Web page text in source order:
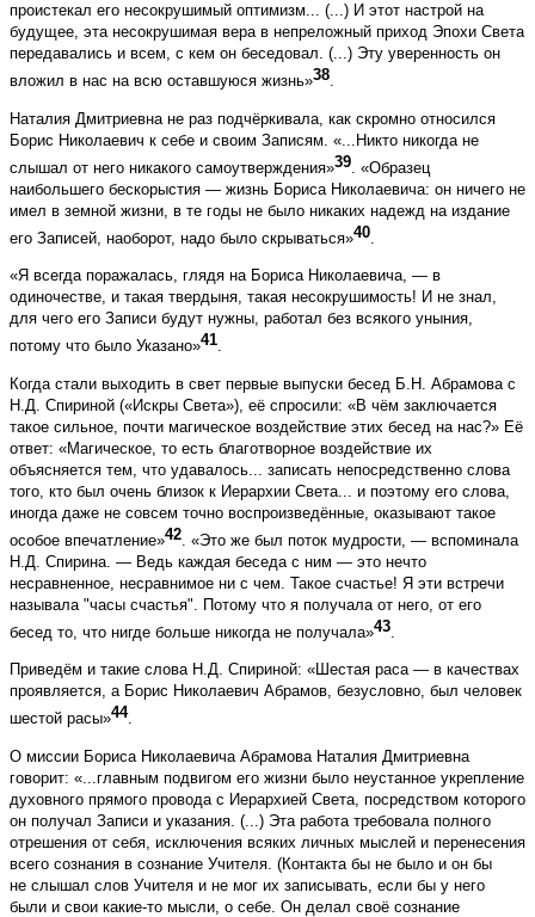
проистекал его несокрушимый оптимизм... (...) И этот настрой на
будущее, эта несокрушимая вера в непреложный приход Эпохи Света
передавались и всем, с кем он беседовал. (...) Эту уверенность он
вложил в нас на всю оставшуюся жизнь»38.
Наталия Дмитриевна не раз подчёркивала, как скромно относился
Борис Николаевич к себе и своим Записям. «...Никто никогда не
слышал от него никакого самоутверждения»39. «Образец
наибольшего бескорыстия — жизнь Бориса Николаевича: он ничего не
имел в земной жизни, в те годы не было никаких надежд на издание
его Записей, наоборот, надо было скрываться»40.
«Я всегда поражалась, глядя на Бориса Николаевича, — в
одиночестве, и такая твердыня, такая несокрушимость! И не знал,
для чего его Записи будут нужны, работал без всякого уныния,
потому что было Указано»41.
Когда стали выходить в свет первые выпуски бесед Б.Н. Абрамова с
Н.Д. Спириной («Искры Света»), её спросили: «В чём заключается
такое сильное, почти магическое воздействие этих бесед на нас?» Её
ответ: «Магическое, то есть благотворное воздействие их
объясняется тем, что удавалось... записать непосредственно слова
того, кто был очень близок к Иерархии Света... и поэтому его слова,
иногда даже не совсем точно воспроизведённые, оказывают такое
особое впечатление»42. «Это же был поток мудрости, — вспоминала
Н.Д. Спирина. — Ведь каждая беседа с ним — это нечто
несравненное, несравнимое ни с чем. Такое счастье! Я эти встречи
называла "часы счастья". Потому что я получала от него, от его
бесед то, что нигде больше никогда не получала»43.
Приведём и такие слова Н.Д. Спириной: «Шестая раса — в качествах
проявляется, а Борис Николаевич Абрамов, безусловно, был человек
шестой расы»44.
О миссии Бориса Николаевича Абрамова Наталия Дмитриевна
говорит: «...главным подвигом его жизни было неустанное укрепление
духовного прямого провода с Иерархией Света, посредством которого
он получал Записи и указания. (...) Эта работа требовала полного
отрешения от себя, исключения всяких личных мыслей и перенесения
всего сознания в сознание Учителя. (Контакта бы не было и он бы
не слышал слов Учителя и не мог их записывать, если бы у него
были и свои какие-то мысли, о себе. Он делал своё сознание